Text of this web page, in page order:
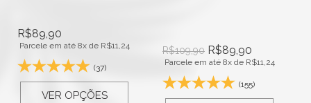
R$89,90
Parcele em até 8x de R$11,24
(37)
VER OPÇÕES
R$109,90 R$89,90
Parcele em até 8x de R$11,24
(155)